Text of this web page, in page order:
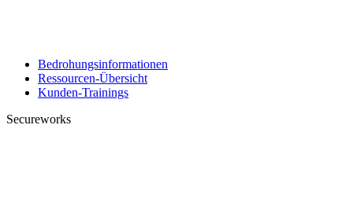
Bedrohungsinformationen
Ressourcen-Übersicht
Kunden-Trainings
Secureworks